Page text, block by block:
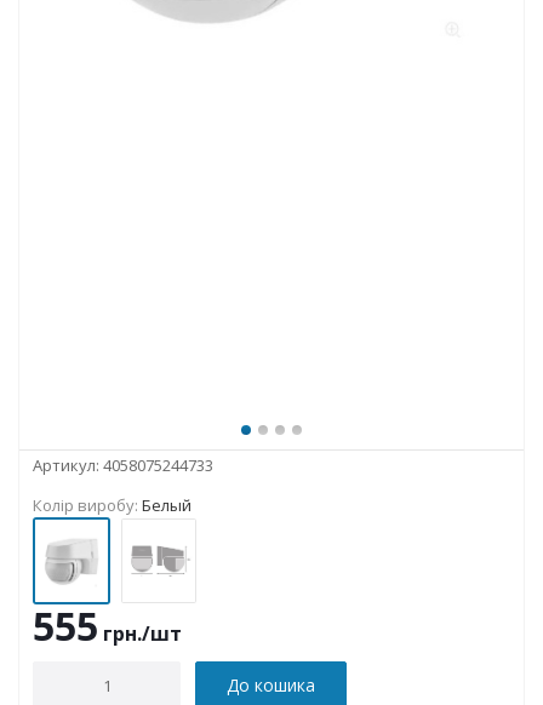
Артикул: 4058075244733
Колір виробу: Белый
555 грн./шт
До кошика